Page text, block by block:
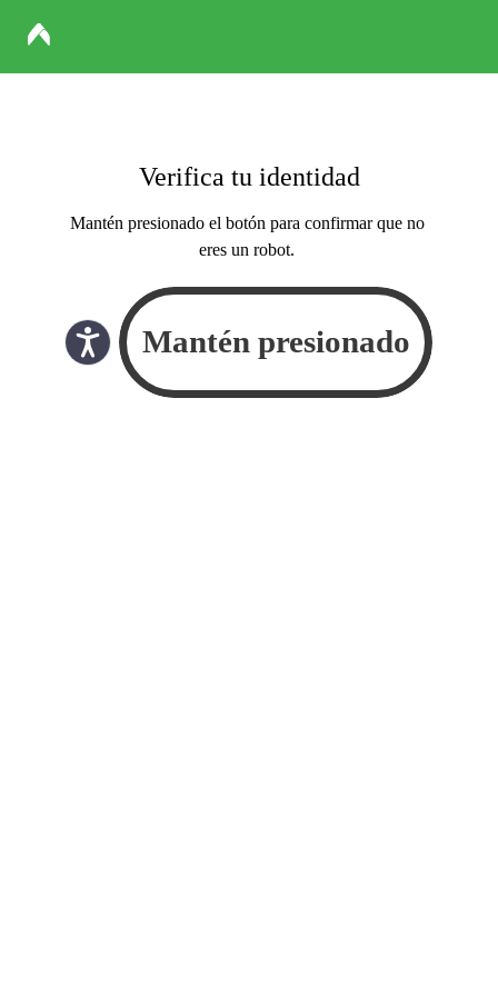
Verifica tu identidad
Mantén presionado el botón para confirmar que no
eres un robot.